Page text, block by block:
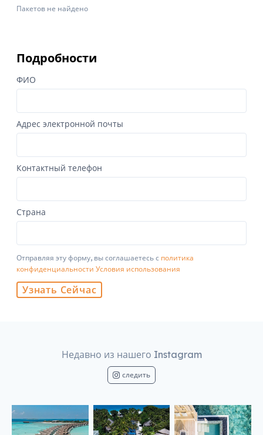
Пакетов не найдено
Подробности
ФИО
Адрес электронной почты
Контактный телефон
Страна
Отправляя эту форму, вы соглашаетесь с политика
конфиденциальности Условия использования
Узнать Сейчас
Недавно из нашего Instagram
следить